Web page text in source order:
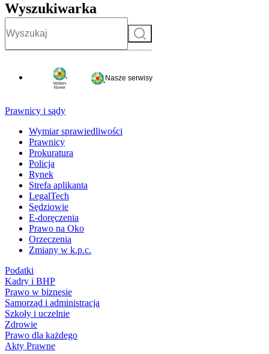
Wyszukiwarka
Szukaj
Nasze serwisy
Prawnicy i sądy
Wymiar sprawiedliwości
Prawnicy
Prokuratura
Policja
Rynek
Strefa aplikanta
LegalTech
Sędziowie
E-doręczenia
Prawo na Oko
Orzeczenia
Zmiany w k.p.c.
Podatki
Kadry i BHP
Prawo w biznesie
Samorząd i administracja
Szkoły i uczelnie
Zdrowie
Prawo dla każdego
Akty Prawne